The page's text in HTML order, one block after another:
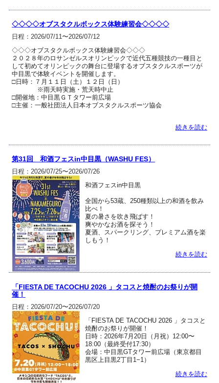
◇◇◇◇オブスタクルボックス体験練習会◇◇◇◇
日程：2026/07/11〜2026/07/12
◇◇◇オブスタクルボックス体験練習会◇◇◇
２０２８年のロサンゼルスオリンピックで近代五種競技の一種目と
して初めてオリンピックの舞台に登場するオブスタクルスポーツが
中目黒で体験イベントを開催します。
□日時：７月１１日（土）１２日（日）
※雨天時実施・荒天時中止
□開催地：中目黒ＧＴタワー前広場
□主催：一般社団法人日本オブスタクルスポーツ協会
続きを読む
第31回 和酒フェスin中目黒（WASHU FES）
日程：2026/07/25〜2026/07/26
和酒フェスin中目黒
全国から53蔵、250種類以上の和酒を飲み
比べ！
夏の暑さを吹き飛ばす！
爽やかなお酒を探そう！
夏酒、スパークリング、プレミアム酒を楽
しもう！
続きを読む
「FIESTA DE TACOCHU 2026 」タコスと焼酎のお祭りが開
催！
日程：2026/07/20〜2026/07/20
「FIESTA DE TACOCHU 2026 」タコスと
焼酎のお祭りが開催！
日時：2026年7月20日（月祝）12:00〜
18:00（最終受付17:30）
会場：中目黒GTタワー前広場（東京都目
黒区上目黒2丁目1−1）
続きを読む